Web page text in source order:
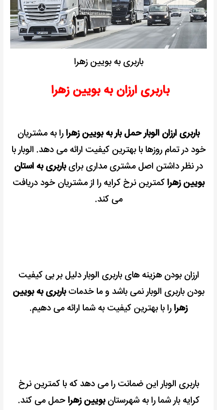
باربری به بویین زهرا
باربری ارزان به بویین زهرا
باربری ارزان الوبار حمل بار به بویین زهرارا به مشتریان
خود در تمام روزها با بهترین کیفیت ارائه می دهد. الوبار با
در نظر داشتن اصل مشتری مداری برایباربری به استان
بویین زهراکمترین نرخ کرایه را از مشتریان خود دریافت
می کند.
ارزان بودن هزینه های باربری الوبار دلیل بر بی کیفیت
بودن باربری الوبار نمی باشد و ما خدماتباربری به بویین
زهرارا با بهترین کیفیت به شما ارائه می دهیم.
باربری الوبار این ضمانت را می دهد که با کمترین نرخ
کرایه بار شما را به شهرستانبویین زهراحمل می کند.